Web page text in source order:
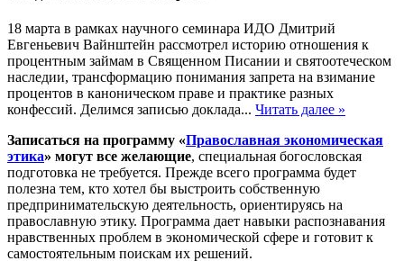
18 марта в рамках научного семинара ИДО Дмитрий
Евгеньевич Вайнштейн рассмотрел историю отношения к
процентным займам в Священном Писании и святоотеческом
наследии, трансформацию понимания запрета на взимание
процентов в каноническом праве и практике разных
конфессий. Делимся записью доклада... Читать далее »
Записаться на программу «Православная экономическая
этика» могут все желающие, специальная богословская
подготовка не требуется. Прежде всего программа будет
полезна тем, кто хотел бы выстроить собственную
предпринимательскую деятельность, ориентируясь на
православную этику. Программа дает навыки распознавания
нравственных проблем в экономической сфере и готовит к
самостоятельным поискам их решений.